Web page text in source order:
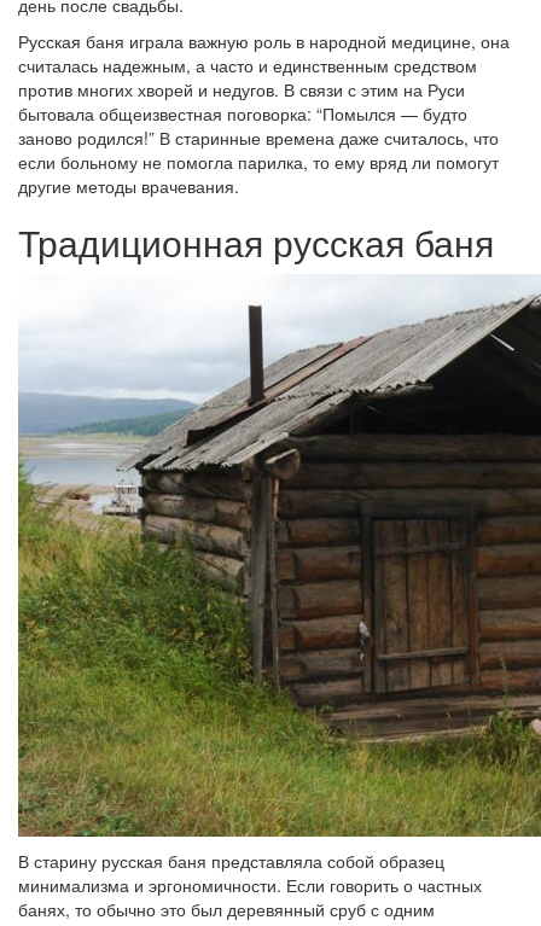
день после свадьбы.
Русская баня играла важную роль в народной медицине, она
считалась надежным, а часто и единственным средством
против многих хворей и недугов. В связи с этим на Руси
бытовала общеизвестная поговорка: “Помылся — будто
заново родился!” В старинные времена даже считалось, что
если больному не помогла парилка, то ему вряд ли помогут
другие методы врачевания.
Традиционная русская баня
В старину русская баня представляла собой образец
минимализма и эргономичности. Если говорить о частных
банях, то обычно это был деревянный сруб с одним